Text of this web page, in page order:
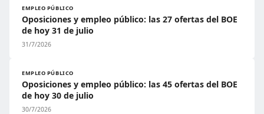
EMPLEO PÚBLICO
Oposiciones y empleo público: las 27 ofertas del BOE
de hoy 31 de julio
31/7/2026
EMPLEO PÚBLICO
Oposiciones y empleo público: las 45 ofertas del BOE
de hoy 30 de julio
30/7/2026